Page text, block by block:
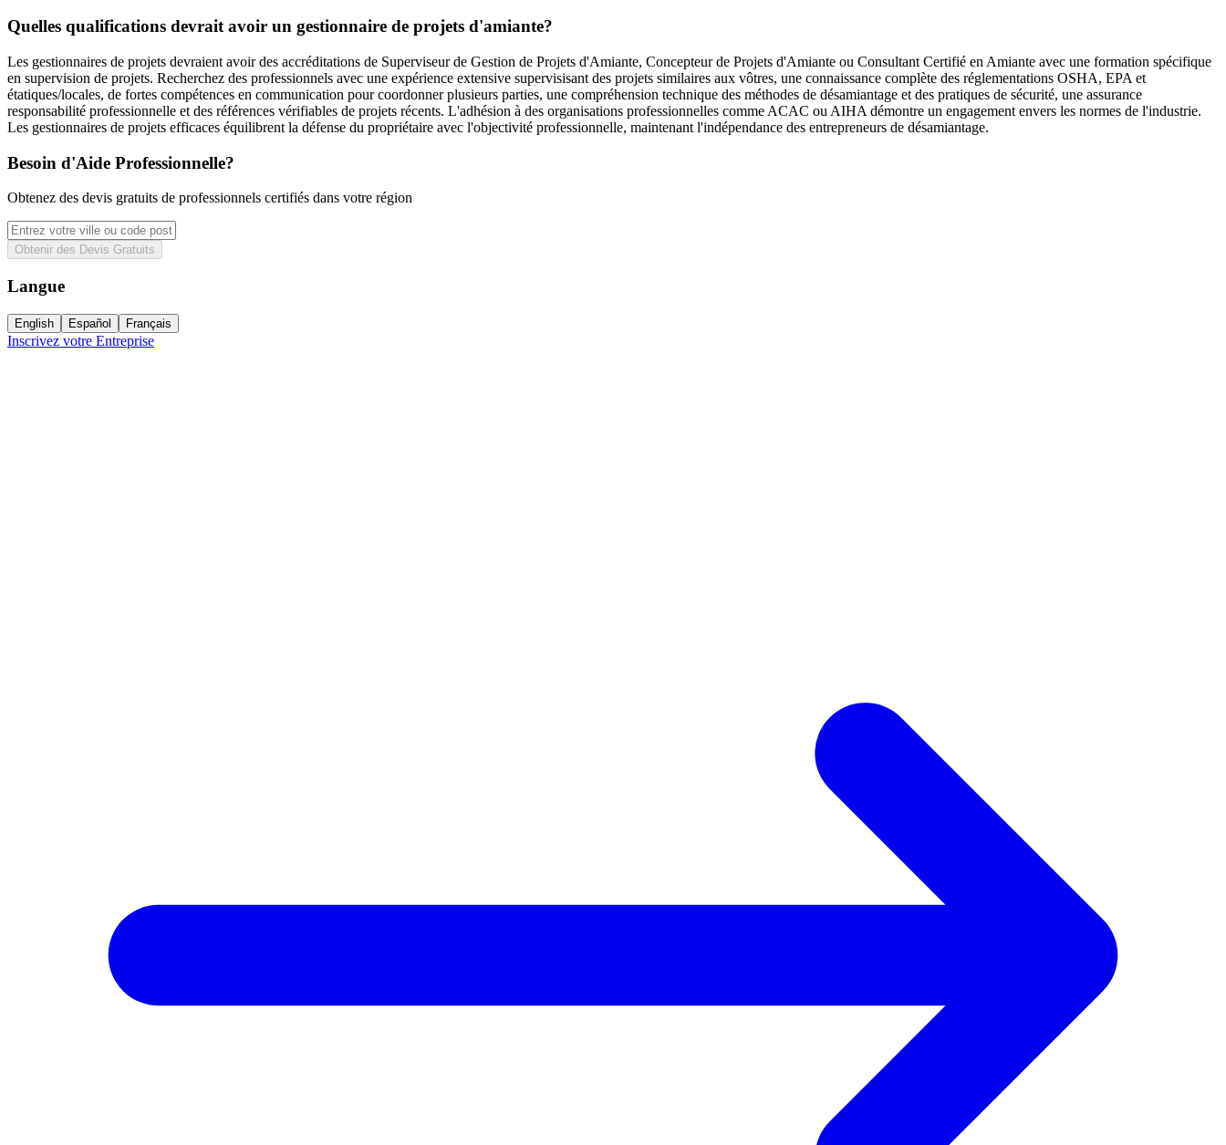
Quelles qualifications devrait avoir un gestionnaire de projets d'amiante?
Les gestionnaires de projets devraient avoir des accréditations de Superviseur de Gestion de Projets d'Amiante, Concepteur de Projets d'Amiante ou Consultant Certifié en Amiante avec une formation spécifique
en supervision de projets. Recherchez des professionnels avec une expérience extensive supervisisant des projets similaires aux vôtres, une connaissance complète des réglementations OSHA, EPA et
étatiques/locales, de fortes compétences en communication pour coordonner plusieurs parties, une compréhension technique des méthodes de désamiantage et des pratiques de sécurité, une assurance
responsabilité professionnelle et des références vérifiables de projets récents. L'adhésion à des organisations professionnelles comme ACAC ou AIHA démontre un engagement envers les normes de l'industrie.
Les gestionnaires de projets efficaces équilibrent la défense du propriétaire avec l'objectivité professionnelle, maintenant l'indépendance des entrepreneurs de désamiantage.
Besoin d'Aide Professionnelle?
Obtenez des devis gratuits de professionnels certifiés dans votre région
Obtenir des Devis Gratuits
Langue
English Español Français
Inscrivez votre Entreprise